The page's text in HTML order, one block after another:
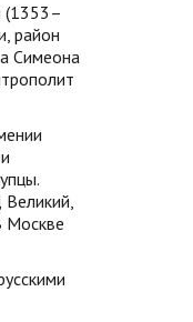
(1353–
район
Симеона
Москве